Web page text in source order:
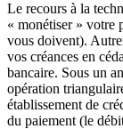
Le recours à la
« monétiser » votre
vous doivent).
vos créances en
bancaire. Sous un
opération
établissement de
du paiement (le